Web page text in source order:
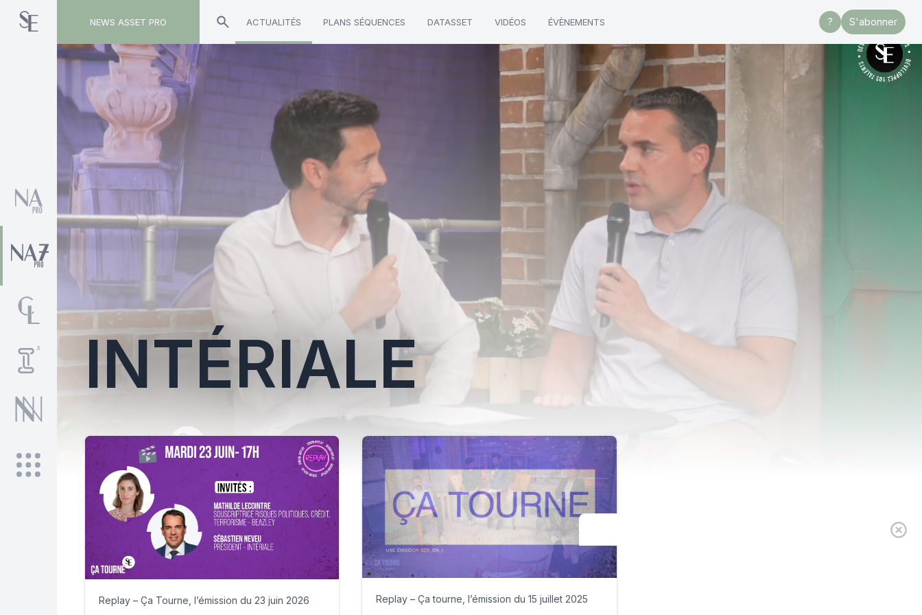
NEWS ASSET PRO ACTUALITÉS PLANS SÉQUENCES DATASSET VIDÉOS ÉVÈNEMENTS ? S'abonner
Toute l'actualité sur le tag "Intériale"
INTÉRIALE
Replay – Ça Tourne, l’émission du 23 juin 2026 Replay – Ça tourne, l’émission du 15 juillet 2025